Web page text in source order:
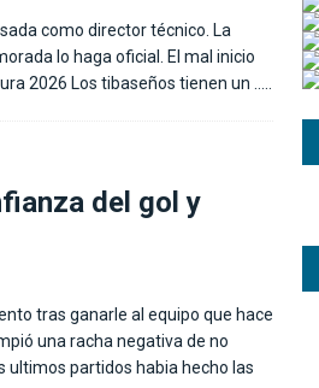
como director técnico. La
lo haga oficial. El mal inicio
2026 Los tibaseños tienen un
del gol y
tras ganarle al equipo que hace
una racha negativa de no
ultimos partidos habia hecho las